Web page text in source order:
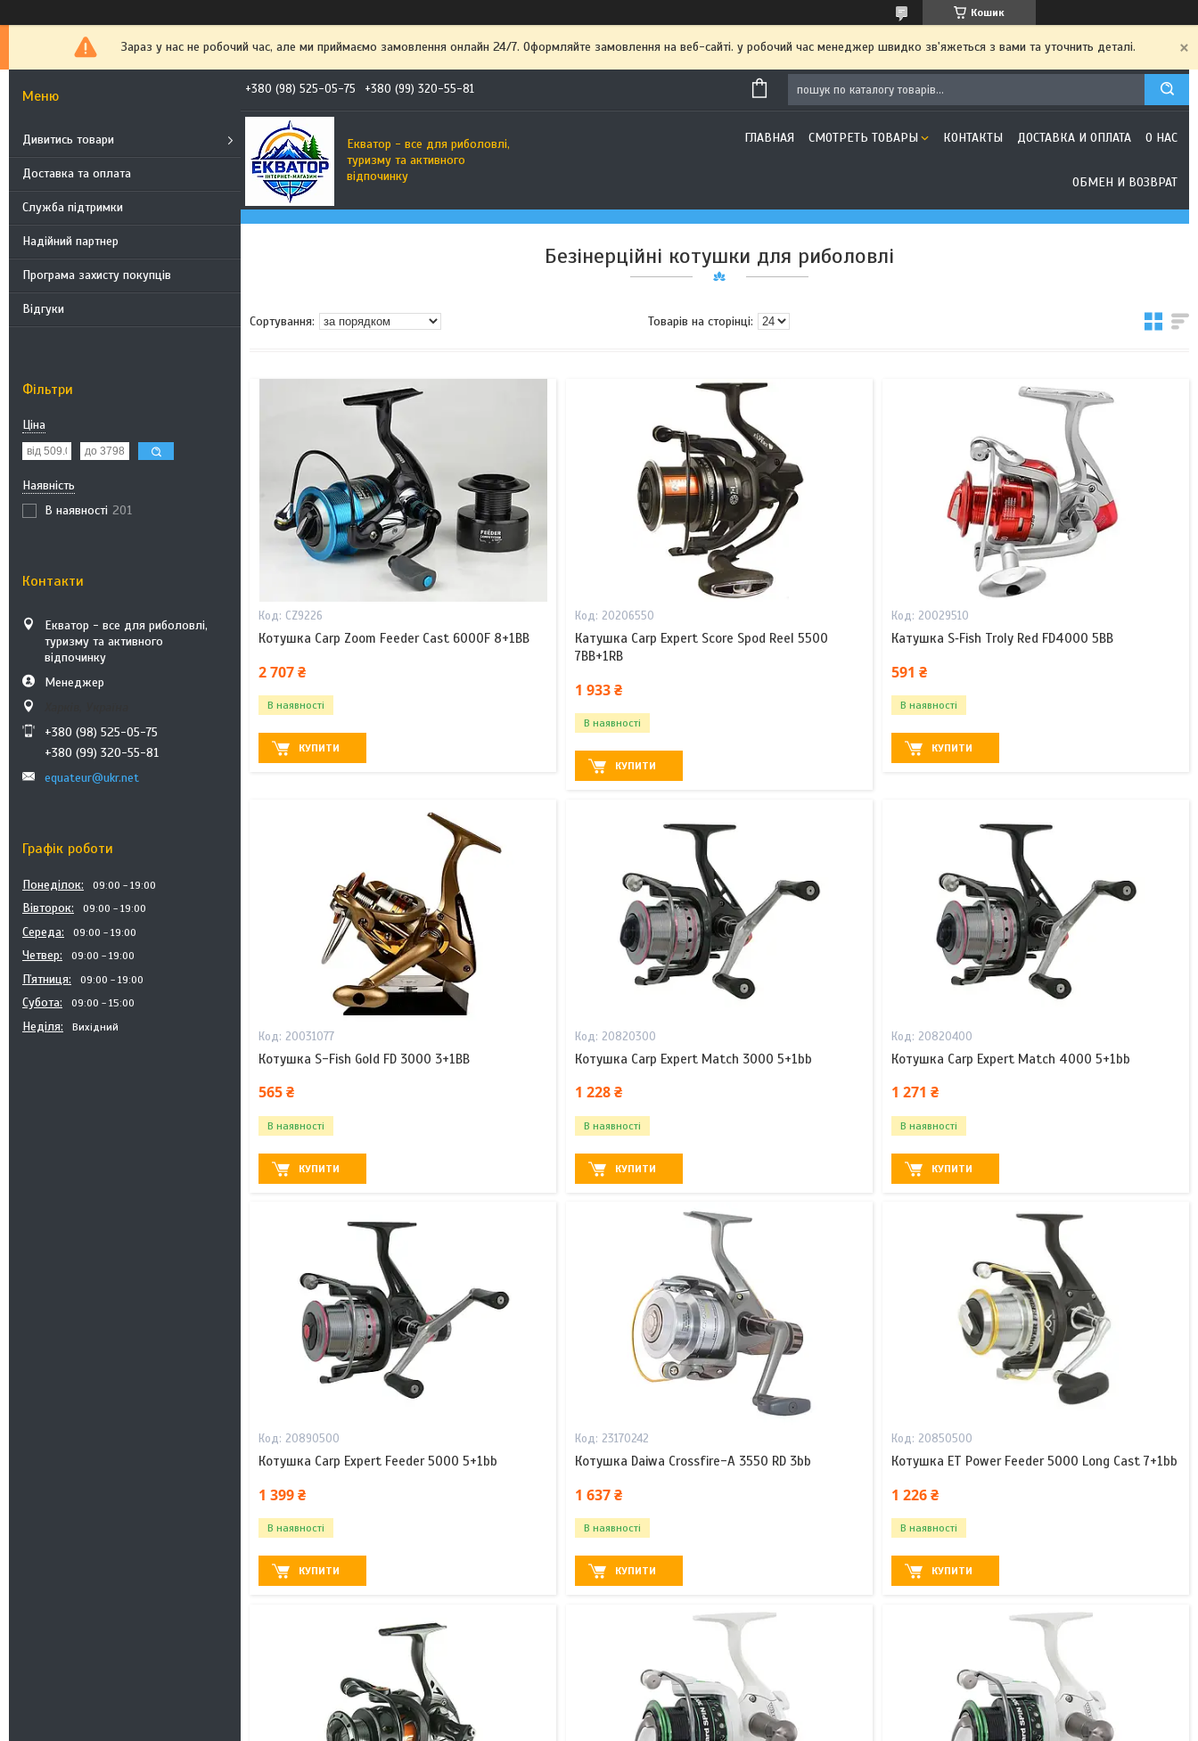
Кошик
Зараз у нас не робочий час, але ми приймаємо замовлення онлайн 24/7. Оформляйте замовлення на веб-сайті. у робочий час менеджер швидко зв'яжеться з вами та уточнить деталі.
Дивитись товари
Доставка та оплата
Служба підтримки
Надійний партнер
Програма захисту покупців
Відгуки
Фільтри
Ціна
Наявність
В наявності 201
Контакти
Екватор - все для риболовлі,
туризму та активного
відпочинку
Менеджер
+380 (98) 525-05-75
+380 (99) 320-55-81
equateur@ukr.net
Графік роботи
Понеділок 09:00 19:00
Вівторок 09:00 19:00
Середа 09:00 19:00
Четвер 09:00 19:00
Пʼятниця 09:00 19:00
Субота 09:00 15:00
Неділя Вихідний
+380 (98) 525-05-75 +380 (99) 320-55-81
Екватор - все для риболовлі,
туризму та активного
відпочинку
ГЛАВНАЯ СМОТРЕТЬ ТОВАРЫ КОНТАКТЫ ДОСТАВКА И ОПЛАТА О НАС
ОБМЕН И ВОЗВРАТ
Безінерційні котушки для риболовлі
CZ9226
Котушка Carp Zoom Feeder Cast 6000F 8+1BB
2 707 ₴
В наявності
КУПИТИ
20206550
Катушка Carp Expert Score Spod Reel 5500
7BB+1RB
1 933 ₴
В наявності
КУПИТИ
20029510
Катушка S‑Fish Troly Red FD4000 5BB
591 ₴
В наявності
КУПИТИ
20031077
Котушка S-Fish Gold FD 3000 3+1BB
565 ₴
В наявності
КУПИТИ
20820300
Котушка Carp Expert Match 3000 5+1bb
1 228 ₴
В наявності
КУПИТИ
20820400
Котушка Carp Expert Match 4000 5+1bb
1 271 ₴
В наявності
КУПИТИ
20890500
Котушка Carp Expert Feeder 5000 5+1bb
1 399 ₴
В наявності
КУПИТИ
23170242
Котушка Daiwa Crossfire-A 3550 RD 3bb
1 637 ₴
В наявності
КУПИТИ
20850500
Котушка ET Power Feeder 5000 Long Cast 7+1bb
1 226 ₴
В наявності
КУПИТИ